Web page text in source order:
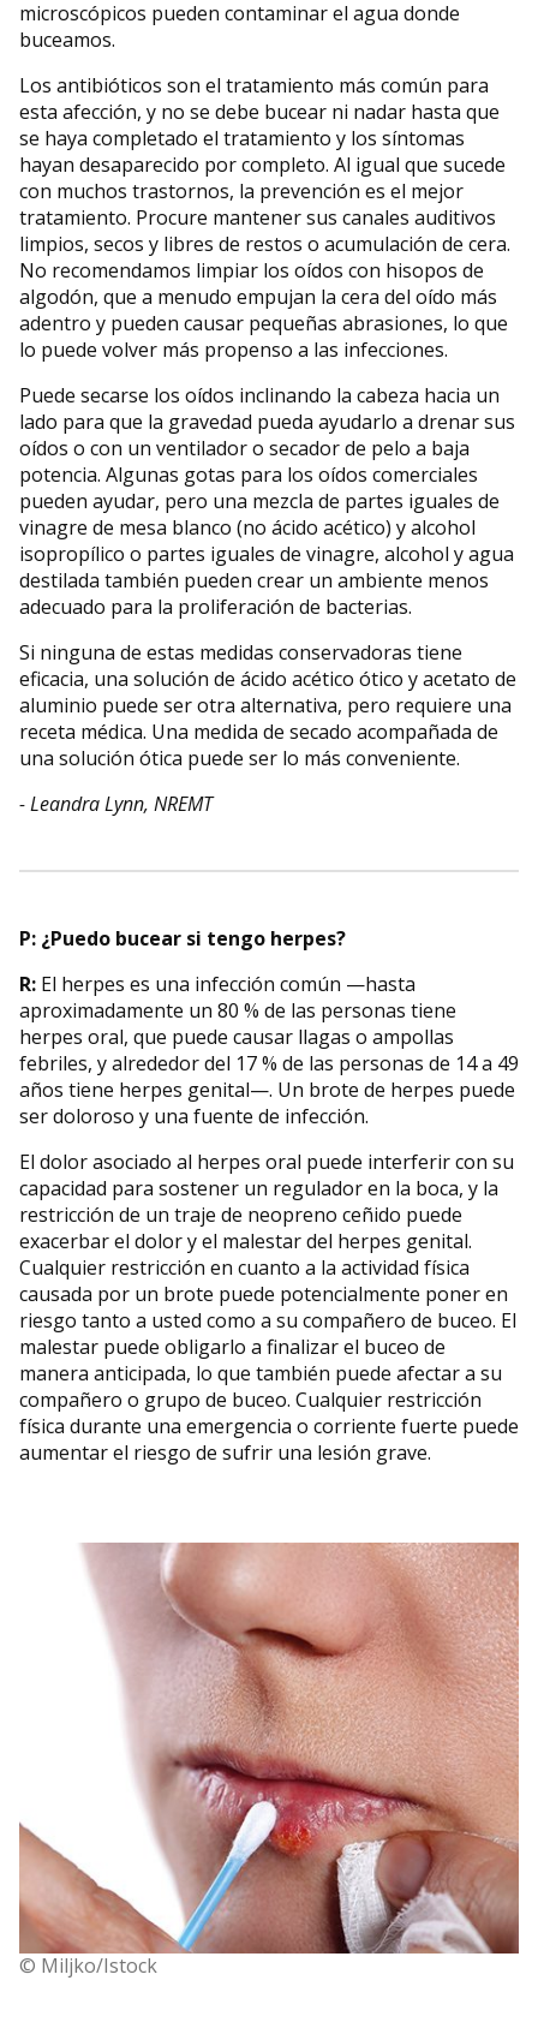
microscópicos pueden contaminar el agua donde
buceamos.
Los antibióticos son el tratamiento más común para
esta afección, y no se debe bucear ni nadar hasta que
se haya completado el tratamiento y los síntomas
hayan desaparecido por completo. Al igual que sucede
con muchos trastornos, la prevención es el mejor
tratamiento. Procure mantener sus canales auditivos
limpios, secos y libres de restos o acumulación de cera.
No recomendamos limpiar los oídos con hisopos de
algodón, que a menudo empujan la cera del oído más
adentro y pueden causar pequeñas abrasiones, lo que
lo puede volver más propenso a las infecciones.
Puede secarse los oídos inclinando la cabeza hacia un
lado para que la gravedad pueda ayudarlo a drenar sus
oídos o con un ventilador o secador de pelo a baja
potencia. Algunas gotas para los oídos comerciales
pueden ayudar, pero una mezcla de partes iguales de
vinagre de mesa blanco (no ácido acético) y alcohol
isopropílico o partes iguales de vinagre, alcohol y agua
destilada también pueden crear un ambiente menos
adecuado para la proliferación de bacterias.
Si ninguna de estas medidas conservadoras tiene
eficacia, una solución de ácido acético ótico y acetato de
aluminio puede ser otra alternativa, pero requiere una
receta médica. Una medida de secado acompañada de
una solución ótica puede ser lo más conveniente.
- Leandra Lynn, NREMT
P: ¿Puedo bucear si tengo herpes?
R: El herpes es una infección común —hasta
aproximadamente un 80 % de las personas tiene
herpes oral, que puede causar llagas o ampollas
febriles, y alrededor del 17 % de las personas de 14 a 49
años tiene herpes genital—. Un brote de herpes puede
ser doloroso y una fuente de infección.
El dolor asociado al herpes oral puede interferir con su
capacidad para sostener un regulador en la boca, y la
restricción de un traje de neopreno ceñido puede
exacerbar el dolor y el malestar del herpes genital.
Cualquier restricción en cuanto a la actividad física
causada por un brote puede potencialmente poner en
riesgo tanto a usted como a su compañero de buceo. El
malestar puede obligarlo a finalizar el buceo de
manera anticipada, lo que también puede afectar a su
compañero o grupo de buceo. Cualquier restricción
física durante una emergencia o corriente fuerte puede
aumentar el riesgo de sufrir una lesión grave.
© Miljko/Istock